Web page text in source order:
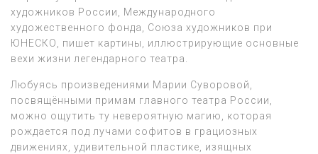
художников России, Международного
художественного фонда, Союза художников при
ЮНЕСКО, пишет картины, иллюстрирующие основные
вехи жизни легендарного театра.
Любуясь произведениями Марии Суворовой,
посвящёнными примам главного театра России,
можно ощутить ту невероятную магию, которая
рождается под лучами софитов в грациозных
движениях, удивительной пластике, изящных